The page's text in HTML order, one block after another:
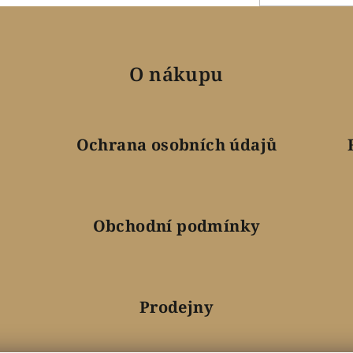
O nákupu
Ochrana osobních údajů
Obchodní podmínky
Prodejny